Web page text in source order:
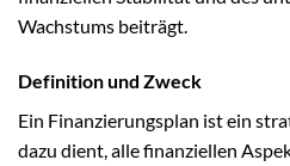
Wachstums beiträgt.
Definition und Zweck
Ein Finanzierungsplan ist ein
dazu dient, alle finanziellen